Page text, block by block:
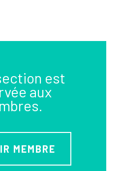
est
aux
MEMBRE